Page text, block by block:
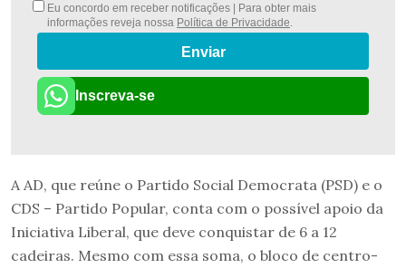
Eu concordo em receber notificações | Para obter mais
informações reveja nossa Política de Privacidade
Enviar
Inscreva-se
A AD, que reúne o Partido Social Democrata (PSD) e o
CDS – Partido Popular, conta com o possível apoio da
Iniciativa Liberal, que deve conquistar de 6 a 12
cadeiras. Mesmo com essa soma, o bloco de centro-